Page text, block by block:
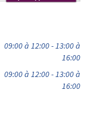
09:00 à 12:00 - 13:00 à
16:00
09:00 à 12:00 - 13:00 à
16:00